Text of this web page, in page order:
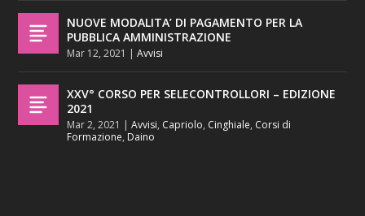
NUOVE MODALITA’ DI PAGAMENTO PER LA
PUBBLICA AMMINISTRAZIONE
Mar 12, 2021 |Avvisi
XXV° CORSO PER SELECONTROLLORI – EDIZIONE
2021
Mar 2, 2021 |Avvisi, Capriolo, Cinghiale, Corsi di
Formazione, Daino